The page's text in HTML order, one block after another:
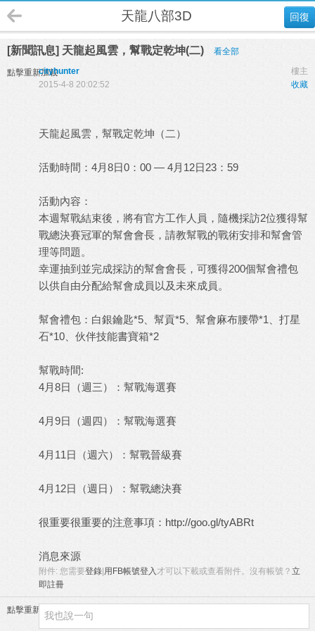
回復
天龍八部3D
[新聞訊息] 天龍起風雲，幫戰定乾坤(二) 看全部
點擊重新加載 樓主
cityhunter
收藏
2015-4-8 20:02:52
天龍起風雲，幫戰定乾坤（二）
活動時間：4月8日0：00 — 4月12日23：59
活動內容：
本週幫戰結束後，將有官方工作人員，隨機採訪2位獲得幫
戰總決賽冠軍的幫會會長，請教幫戰的戰術安排和幫會管
理等問題。
幸運抽到並完成採訪的幫會會長，可獲得200個幫會禮包
以供自由分配給幫會成員以及未來成員。
幫會禮包：白銀鑰匙*5、幫貢*5、幫會麻布腰帶*1、打星
石*10、伙伴技能書寶箱*2
幫戰時間:
4月8日（週三）：幫戰海選賽
4月9日（週四）：幫戰海選賽
4月11日（週六）：幫戰晉級賽
4月12日（週日）：幫戰總決賽
很重要很重要的注意事項： http://goo.gl/tyABRt
消息來源
附件: 您需要登錄 用FB帳號登入才可以下載或查看附件。沒有帳號？ 立
即註冊
點擊重新加載